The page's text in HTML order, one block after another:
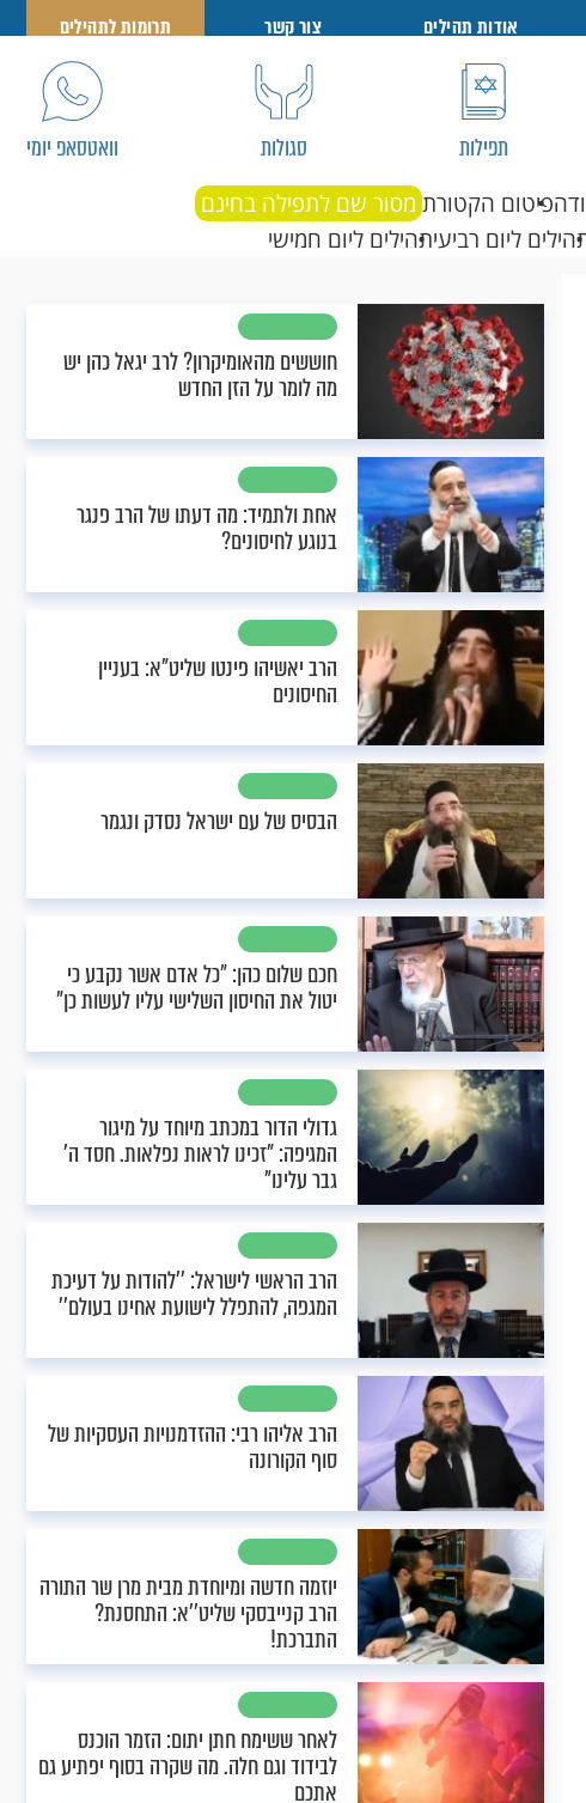
אודות תהילים צור קשר תרומות לתהילים
תפילות סגולות וואטסאפ יומי
פיטום הקטורת מסור שם לתפילה בחינם
ליום רביעיתהילים ליום חמישי
חוששים מהאומיקרון? לרב יגאל כהן יש
מה לומר על הזן החדש
אחת ולתמיד: מה דעתו של הרב פנגר
בנוגע לחיסונים?
הרב יאשיהו פינטו שליט"א: בעניין
החיסונים
הבסיס של עם ישראל נסדק ונגמר
חכם שלום כהן: "כל אדם אשר נקבע כי
יטול את החיסון השלישי עליו לעשות כן"
גדולי הדור במכתב מיוחד על מיגור
המגיפה: "זכינו לראות נפלאות. חסד ה’
גבר עלינו"
הרב הראשי לישראל: ’’להודות על דעיכת
המגפה, להתפלל לישועת אחינו בעולם’’
הרב אליהו רבי: ההזדמנויות העסקיות של
סוף הקורונה
יוזמה חדשה ומיוחדת מבית מרן שר התורה
הרב קנייבסקי שליט’’א: התחסנת?
התברכת!
לאחר ששימח חתן יתום: הזמר הוכנס
לבידוד וגם חלה. מה שקרה בסוף יפתיע גם
אתכם